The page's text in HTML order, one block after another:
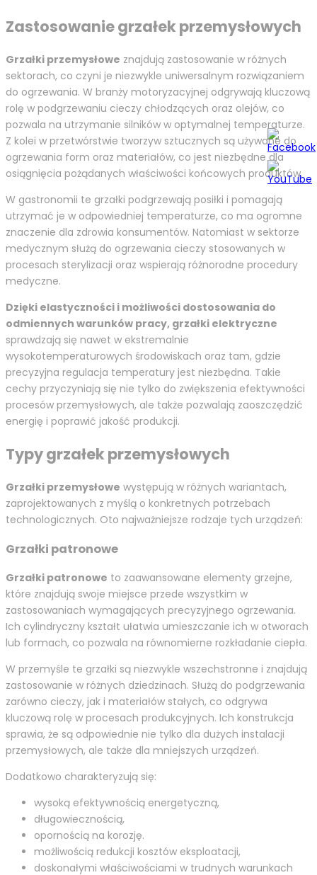
Zastosowanie grzałek przemysłowych
Grzałki przemysłowe znajdują zastosowanie w różnych
sektorach, co czyni je niezwykle uniwersalnym rozwiązaniem
do ogrzewania. W branży motoryzacyjnej odgrywają kluczową
rolę w podgrzewaniu cieczy chłodzących oraz olejów, co
pozwala na utrzymanie silników w optymalnej temperaturze.
Z kolei w przetwórstwie tworzyw sztucznych są używane do
ogrzewania form oraz materiałów, co jest niezbędne dla
osiągnięcia pożądanych właściwości końcowych produktów.
W gastronomii te grzałki podgrzewają posiłki i pomagają
utrzymać je w odpowiedniej temperaturze, co ma ogromne
znaczenie dla zdrowia konsumentów. Natomiast w sektorze
medycznym służą do ogrzewania cieczy stosowanych w
procesach sterylizacji oraz wspierają różnorodne procedury
medyczne.
Dzięki elastyczności i możliwości dostosowania do
odmiennych warunków pracy, grzałki elektryczne
sprawdzają się nawet w ekstremalnie
wysokotemperaturowych środowiskach oraz tam, gdzie
precyzyjna regulacja temperatury jest niezbędna. Takie
cechy przyczyniają się nie tylko do zwiększenia efektywności
procesów przemysłowych, ale także pozwalają zaoszczędzić
energię i poprawić jakość produkcji.
Typy grzałek przemysłowych
Grzałki przemysłowe występują w różnych wariantach,
zaprojektowanych z myślą o konkretnych potrzebach
technologicznych. Oto najważniejsze rodzaje tych urządzeń:
Grzałki patronowe
Grzałki patronowe to zaawansowane elementy grzejne,
które znajdują swoje miejsce przede wszystkim w
zastosowaniach wymagających precyzyjnego ogrzewania.
Ich cylindryczny kształt ułatwia umieszczanie ich w otworach
lub formach, co pozwala na równomierne rozkładanie ciepła.
W przemyśle te grzałki są niezwykle wszechstronne i znajdują
zastosowanie w różnych dziedzinach. Służą do podgrzewania
zarówno cieczy, jak i materiałów stałych, co odgrywa
kluczową rolę w procesach produkcyjnych. Ich konstrukcja
sprawia, że są odpowiednie nie tylko dla dużych instalacji
przemysłowych, ale także dla mniejszych urządzeń.
Dodatkowo charakteryzują się:
wysoką efektywnością energetyczną,
długowiecznością,
opornością na korozję.
możliwością redukcji kosztów eksploatacji,
doskonałymi właściwościami w trudnych warunkach